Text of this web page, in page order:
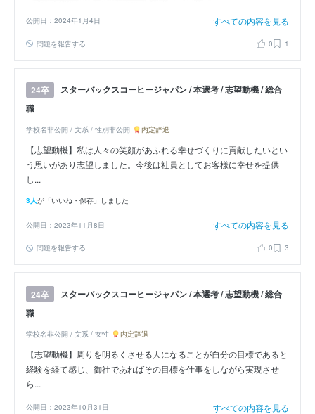
公開日：2024年1月4日 すべての内容を見る
問題を報告する 0 1
24卒
スターバックスコーヒージャパン / 本選考 / 志望動機 / 総合
職
学校名非公開 / 文系 / 性別非公開 内定辞退
【志望動機】私は人々の笑顔があふれる幸せづくりに貢献したいとい
う思いがあり志望しました。今後は社員としてお客様に幸せを提供
し...
3人が「いいね・保存」しました
公開日：2023年11月8日 すべての内容を見る
問題を報告する 0 3
24卒
スターバックスコーヒージャパン / 本選考 / 志望動機 / 総合
職
学校名非公開 / 文系 / 女性 内定辞退
【志望動機】周りを明るくさせる人になることが自分の目標であると
経験を経て感じ、御社であればその目標を仕事をしながら実現させ
ら...
公開日：2023年10月31日 すべての内容を見る